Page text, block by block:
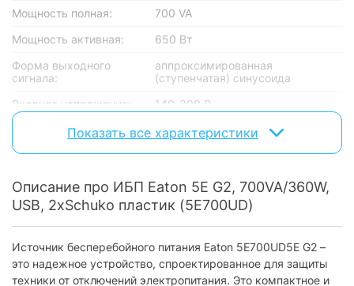
Мощность полная:
700 VA
Мощность активная:
650 Вт
Форма выходного
сигнала:
аппроксимированная
(ступенчатая) синусоида
Входное напряжение:
140-300 В
Выходное напряжение:
230 В
Аккумуляторная
батарея:
внутренняя
Количество батарей:
1
Емкость батарей:
7 Ач
Номинальное
Показать все характеристики
Описание про ИБП Eaton 5E G2, 700VA/360W,
USB, 2xSchuko пластик (5E700UD)
Источник бесперебойного питания Eaton 5E700UD5E G2 –
это надежное устройство, спроектированное для защиты
техники от отключений электропитания. Это компактное и